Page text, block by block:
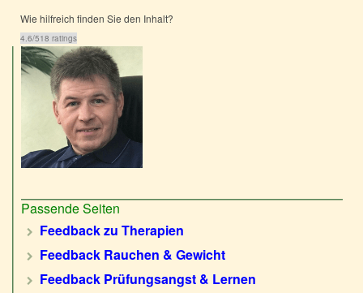
Wie hilfreich finden Sie den Inhalt?
4.6/518 ratings
Passende Seiten
Feedback zu Therapien
Feedback Rauchen & Gewicht
Feedback Prüfungsangst & Lernen